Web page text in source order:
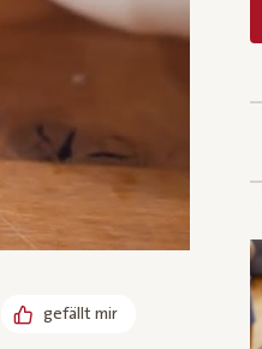
gefällt mir